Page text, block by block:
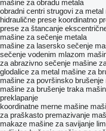
mašine za obradu metala
obradni centri strugovi za metal
hidraulične prese koordinatno
prese za štancanje
mašine za sečenje metala
mašine za lasersko sečenje
sečenje vodenim mlazom
za abrazivno sečenje mašine
glodalice za metal mašine za
mašine za površinsko brušenje
mašine za brušenje traka
preklapanje
koordinatne merne mašine
za praškasto premazivanje
makaze mašine za savijanje